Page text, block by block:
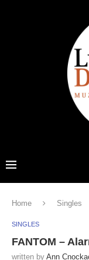
Home Singles
SINGLES
FANTOM –
written by Ann